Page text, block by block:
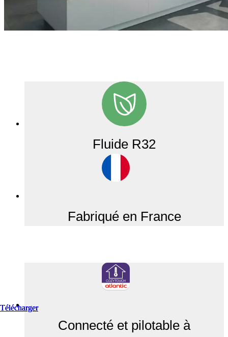
Fluide R32
Fabriqué en France
Connecté et pilotable à
Télécharger
Télécharger
Télécharger